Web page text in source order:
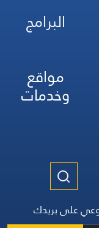
البرامج
مواقع
وخدمات
على بريدك